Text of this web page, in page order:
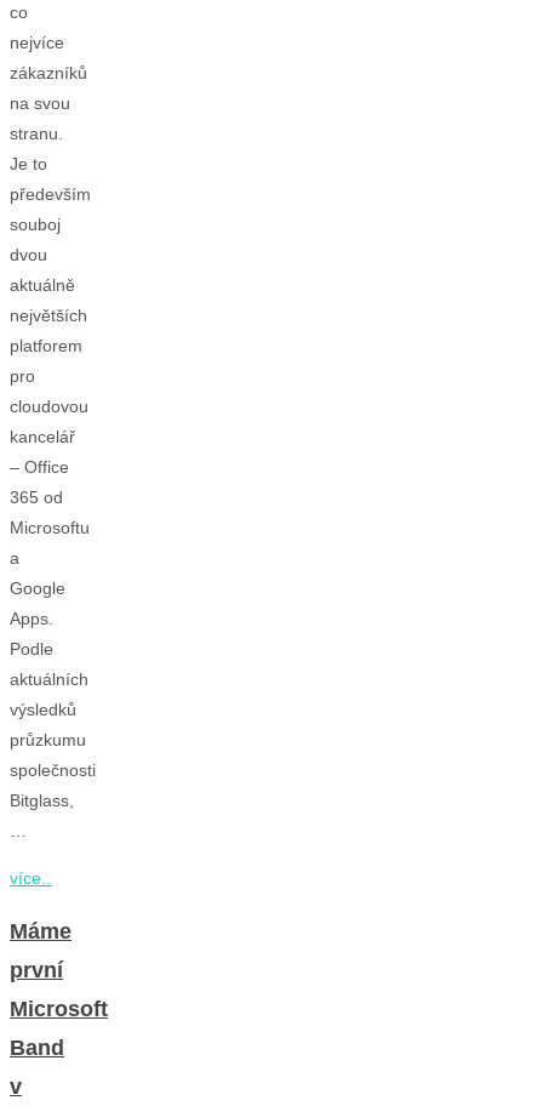
co
nejvíce
zákazníků
na svou
stranu.
Je to
především
souboj
dvou
aktuálně
největších
platforem
pro
cloudovou
kancelář
– Office
365 od
Microsoftu
a
Google
Apps.
Podle
aktuálních
výsledků
průzkumu
společnosti
Bitglass,
více..
Máme
první
Microsoft
Band
v